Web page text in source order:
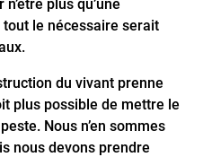
plus qu’une
le nécessaire serait
du vivant prenne
plus possible de mettre le
Nous n’en sommes
nous devons prendre